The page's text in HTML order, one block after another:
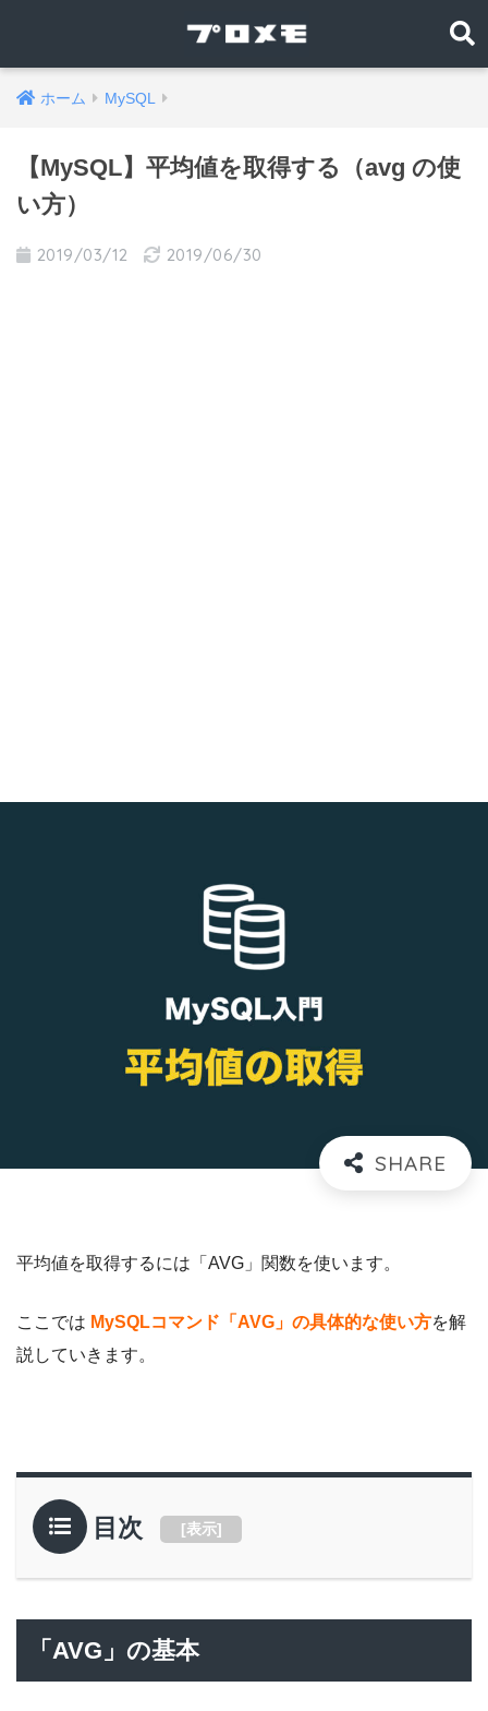
ホーム MySQL
【MySQL】平均値を取得する（avg の使
い方）
2019/03/12 2019/06/30
平均値を取得するには「AVG」関数を使います。
ここでは MySQLコマンド「AVG」の具体的な使い方を解
説していきます。
目次 [表示]
「AVG」の基本